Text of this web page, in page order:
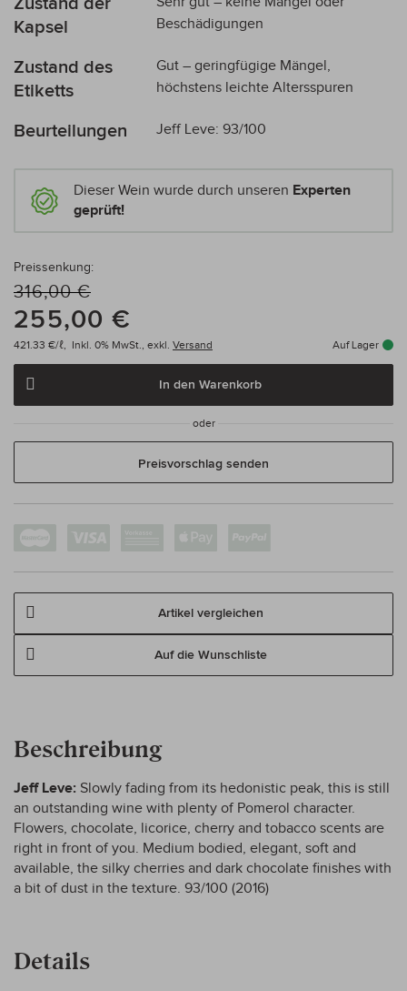
Kapsel
Beschädigungen
Zustand des
Etiketts
Gut – geringfügige Mängel,
höchstens leichte Altersspuren
Beurteilungen Jeff Leve: 93/100
Dieser Wein wurde durch unseren Experten
geprüft!
Preissenkung:
316,00 €
255,00 €
Inkl. 0% MwSt., exkl. Versand Auf Lager
421.33 €/ℓ,
In den Warenkorb
oder
Preisvorschlag senden
Auf die Wunschliste
Artikel vergleichen
Beschreibung
Jeff Leve: Slowly fading from its hedonistic peak, this is still
an outstanding wine with plenty of Pomerol character.
Flowers, chocolate, licorice, cherry and tobacco scents are
right in front of you. Medium bodied, elegant, soft and
available, the silky cherries and dark chocolate finishes with
a bit of dust in the texture. 93/100 (2016)
Details